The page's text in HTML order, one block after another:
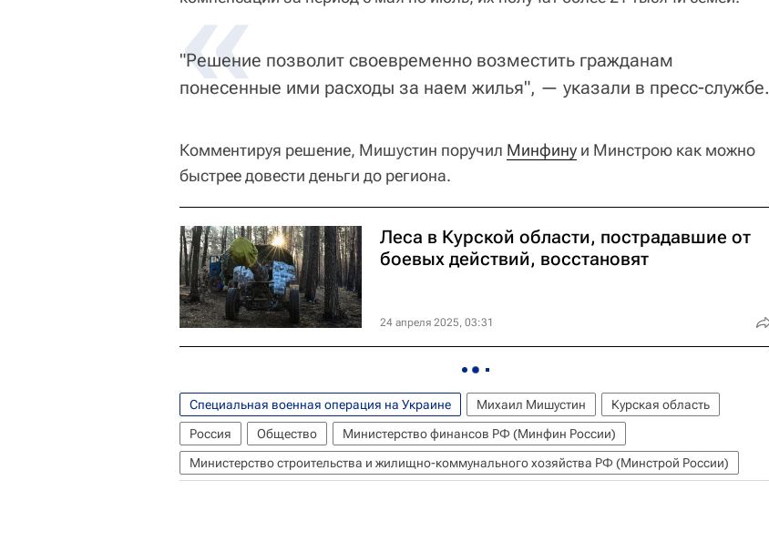
«
"Решение позволит своевременно возместить гражданам
понесенные ими расходы за наем жилья", — указали в пресс-службе.
Комментируя решение, Мишустин поручил Минфину и Минстрою как можно
быстрее довести деньги до региона.
Леса в Курской области, пострадавшие от
боевых действий, восстановят
24 апреля 2025, 03:31
Специальная военная операция на Украине Михаил Мишустин
Курская область
Россия
Общество
Министерство финансов РФ (Минфин России)
Министерство строительства и жилищно-коммунального хозяйства РФ (Минстрой России)